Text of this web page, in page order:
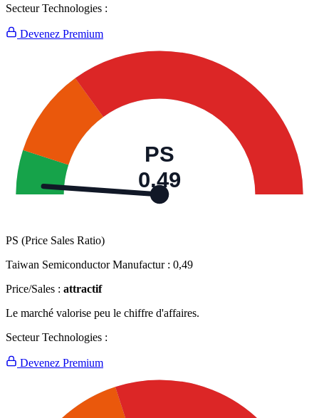
Secteur Technologies :
Devenez Premium
PS
0,49
PS (Price Sales Ratio)
Taiwan Semiconductor Manufactur : 0,49
Price/Sales : attractif
Le marché valorise peu le chiffre d'affaires.
Secteur Technologies :
Devenez Premium